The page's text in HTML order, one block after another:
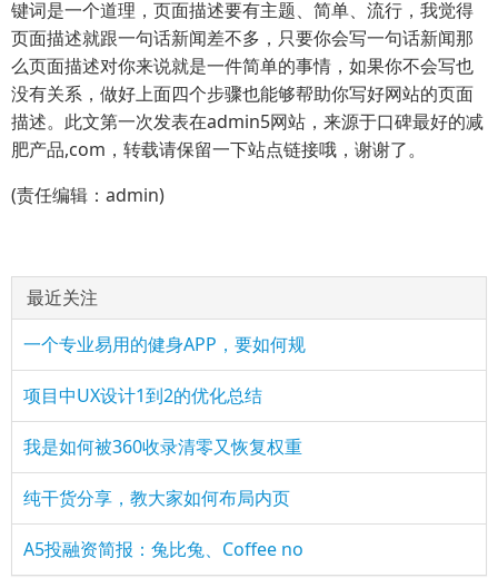
键词是一个道理，页面描述要有主题、简单、流行，我觉得
页面描述就跟一句话新闻差不多，只要你会写一句话新闻那
么页面描述对你来说就是一件简单的事情，如果你不会写也
没有关系，做好上面四个步骤也能够帮助你写好网站的页面
描述。此文第一次发表在admin5网站，来源于口碑最好的减
肥产品,com，转载请保留一下站点链接哦，谢谢了。
(责任编辑：admin)
最近关注
一个专业易用的健身APP，要如何规
项目中UX设计1到2的优化总结
我是如何被360收录清零又恢复权重
纯干货分享，教大家如何布局内页
A5投融资简报：兔比兔、Coffee no